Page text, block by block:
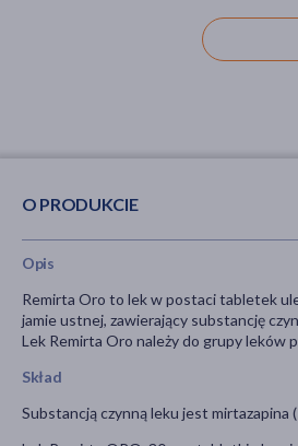
O PRODUKCIE
Opis
Remirta Oro to lek w postaci tabletek
jamie ustnej, zawierający substancję
Lek Remirta Oro należy do grupy leków
Skład
Substancją czynną leku jest mirtazapina (